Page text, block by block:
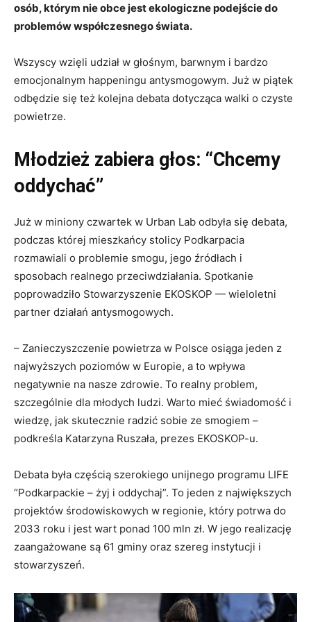
osób, którym nie obce jest ekologiczne podejście do
problemów współczesnego świata.
Wszyscy wzięli udział w głośnym, barwnym i bardzo
emocjonalnym happeningu antysmogowym. Już w piątek
odbędzie się też kolejna debata dotycząca walki o czyste
powietrze.
Młodzież zabiera głos: “Chcemy
oddychać”
Już w miniony czwartek w Urban Lab odbyła się debata,
podczas której mieszkańcy stolicy Podkarpacia
rozmawiali o problemie smogu, jego źródłach i
sposobach realnego przeciwdziałania. Spotkanie
poprowadziło Stowarzyszenie EKOSKOP — wieloletni
partner działań antysmogowych.
– Zanieczyszczenie powietrza w Polsce osiąga jeden z
najwyższych poziomów w Europie, a to wpływa
negatywnie na nasze zdrowie. To realny problem,
szczególnie dla młodych ludzi. Warto mieć świadomość i
wiedzę, jak skutecznie radzić sobie ze smogiem –
podkreśla Katarzyna Ruszała, prezes EKOSKOP-u.
Debata była częścią szerokiego unijnego programu LIFE
“Podkarpackie – żyj i oddychaj”. To jeden z największych
projektów środowiskowych w regionie, który potrwa do
2033 roku i jest wart ponad 100 mln zł. W jego realizację
zaangażowane są 61 gminy oraz szereg instytucji i
stowarzyszeń.